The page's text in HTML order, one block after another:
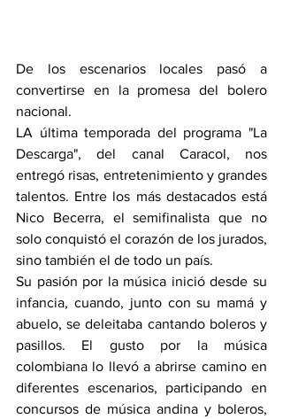
De los escenarios locales pasó a
convertirse en la promesa del bolero
nacional.
LA última temporada del programa "La
Descarga", del canal Caracol, nos
entregó risas, entretenimiento y grandes
talentos. Entre los más destacados está
Nico Becerra, el semifinalista que no
solo conquistó el corazón de los jurados,
sino también el de todo un país.
Su pasión por la música inició desde su
infancia, cuando, junto con su mamá y
abuelo, se deleitaba cantando boleros y
pasillos. El gusto por la música
colombiana lo llevó a abrirse camino en
diferentes escenarios, participando en
concursos de música andina y boleros,